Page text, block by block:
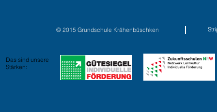
© 2015 Grundschule Krähenbüschken
Das sind unsere
Stärken: